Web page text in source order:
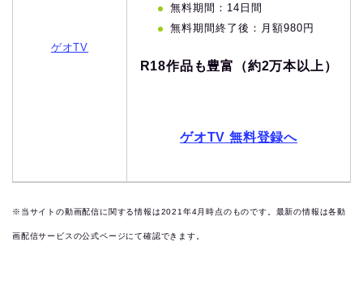
ゲオTV
無料期間：14日間
無料期間終了後：月額980円
R18作品も豊富（約2万本以上）
ゲオTV 無料登録へ
※当サイトの動画配信に関する情報は2021年4月時点のものです。最新の情報は各動
画配信サービスの公式ページにて確認できます。